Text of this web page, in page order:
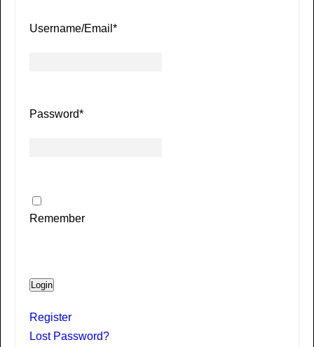
Username/Email *
Password*
Remember
Login
Register
Lost Password?